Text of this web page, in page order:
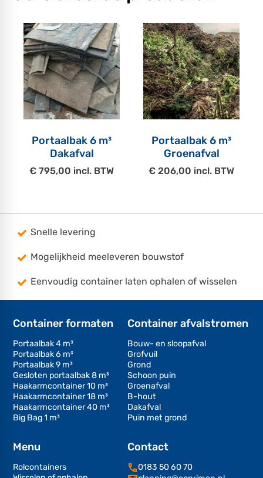
Portaalbak 6 m³
Dakafval
€ 795,00 incl. BTW
Portaalbak 6 m³
Groenafval
€ 206,00 incl. BTW
Snelle levering
Mogelijkheid meeleveren bouwstof
Eenvoudig container laten ophalen of wisselen
Container formaten
Portaalbak 4 m³
Portaalbak 6 m³
Portaalbak 9 m³
Gesloten portaalbak 8 m³
Haakarmcontainer 10 m³
Haakarmcontainer 18 m³
Haakarmcontainer 40 m³
Big Bag 1 m³
Container afvalstromen
Bouw- en sloopafval
Grofvuil
Grond
Schoon puin
Groenafval
B-hout
Dakafval
Puin met grond
Menu
Rolcontainers
Contact
0183 50 60 70